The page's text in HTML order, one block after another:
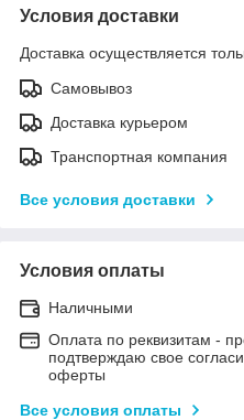
Условия доставки
Доставка осуществляется
Самовывоз
Доставка курьером
Транспортная компания
Все условия доставки
Условия оплаты
Наличными
Оплата по реквизитам -
подтверждаю свое
оферты
Все условия оплаты